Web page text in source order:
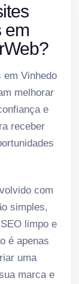
em
Vinhedo
melhorar
e
receber
com
simples,
limpo e
é apenas
uma
marca e